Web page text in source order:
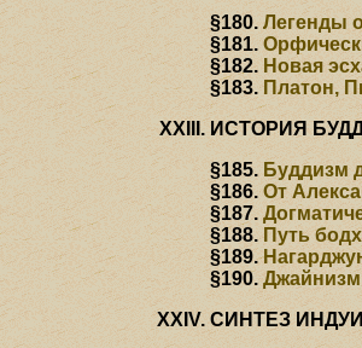
§180.Легенды
§181.
§182. Новая
§183. Платон,
ИСТОРИЯ
§185. Буддизм
§186.От
§187.
§188. Путь
§189.
§190.Джайнизм
СИНТЕЗ